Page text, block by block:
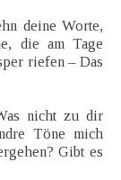
deine Worte,
die am Tage
riefen – Das
nicht zu dir
Töne mich
Gibt es